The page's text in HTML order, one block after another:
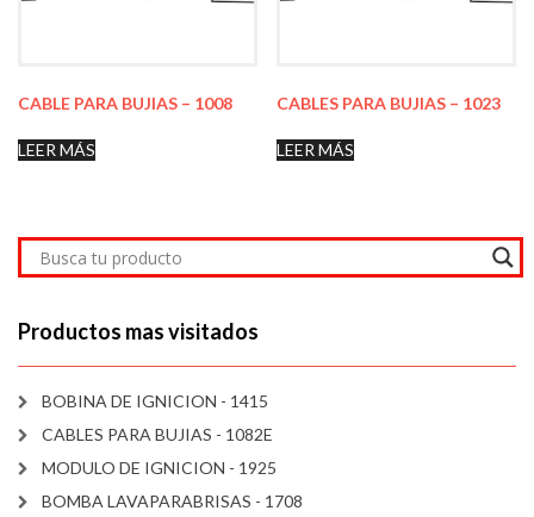
CABLE PARA BUJIAS – 1008
LEER MÁS
CABLES PARA BUJIAS – 1023
LEER MÁS
Productos mas visitados
BOBINA DE IGNICION - 1415
CABLES PARA BUJIAS - 1082E
MODULO DE IGNICION - 1925
BOMBA LAVAPARABRISAS - 1708